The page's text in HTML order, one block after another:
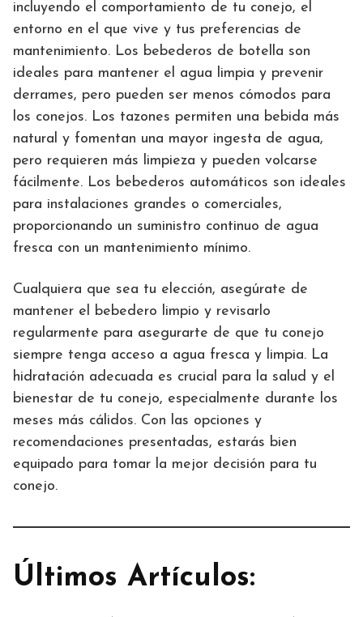
incluyendo el comportamiento de tu conejo, el
entorno en el que vive y tus preferencias de
mantenimiento. Los bebederos de botella son
ideales para mantener el agua limpia y prevenir
derrames, pero pueden ser menos cómodos para
los conejos. Los tazones permiten una bebida más
natural y fomentan una mayor ingesta de agua,
pero requieren más limpieza y pueden volcarse
fácilmente. Los bebederos automáticos son ideales
para instalaciones grandes o comerciales,
proporcionando un suministro continuo de agua
fresca con un mantenimiento mínimo.
Cualquiera que sea tu elección, asegúrate de
mantener el bebedero limpio y revisarlo
regularmente para asegurarte de que tu conejo
siempre tenga acceso a agua fresca y limpia. La
hidratación adecuada es crucial para la salud y el
bienestar de tu conejo, especialmente durante los
meses más cálidos. Con las opciones y
recomendaciones presentadas, estarás bien
equipado para tomar la mejor decisión para tu
conejo.
Últimos Artículos: